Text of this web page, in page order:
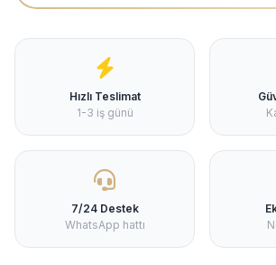
Hızlı Teslimat
1-3 iş günü
7/24 Destek
WhatsApp hattı